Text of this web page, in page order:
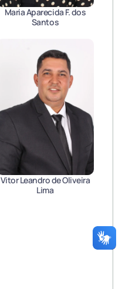
Maria Aparecida F. dos
Santos
Vitor Leandro de Oliveira
Lima